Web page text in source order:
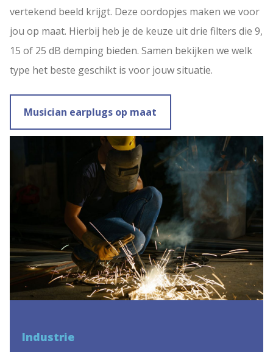
vertekend beeld krijgt. Deze oordopjes maken we voor
jou op maat. Hierbij heb je de keuze uit drie filters die 9,
15 of 25 dB demping bieden. Samen bekijken we welk
type het beste geschikt is voor jouw situatie.
Musician earplugs op maat
Industrie